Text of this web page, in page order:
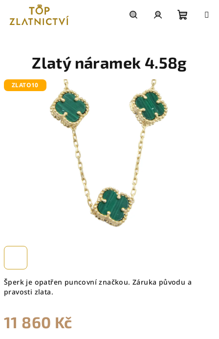
obsah
košík
Šperk je opatřen puncovní značkou. Záruka původu a
pravosti zlata.
11 860 Kč
Zlatý náramek 4.58g
ZLATO10